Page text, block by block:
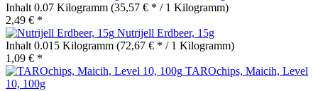
Inhalt 0.07 Kilogramm (35,57 € * / 1 Kilogramm)
2,49 € *
Nutrijell Erdbeer, 15g
Inhalt 0.015 Kilogramm (72,67 € * / 1 Kilogramm)
1,09 € *
TAROchips, Maicih, Level
10, 100g